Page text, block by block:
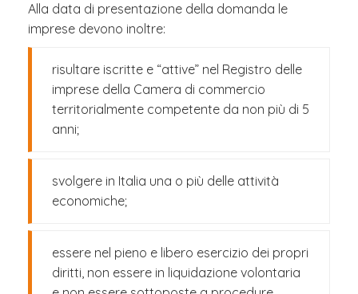
Alla data di presentazione della domanda le
imprese devono inoltre:
risultare iscritte e “attive” nel Registro delle
imprese della Camera di commercio
territorialmente competente da non più di 5
anni;
svolgere in Italia una o più delle attività
economiche;
essere nel pieno e libero esercizio dei propri
diritti, non essere in liquidazione volontaria